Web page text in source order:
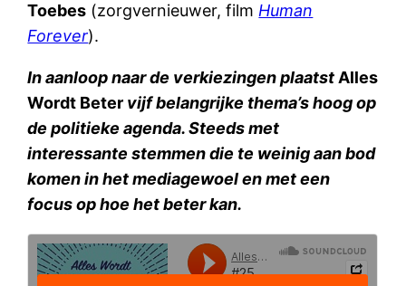
Toebes (zorgvernieuwer, filmHuman
Forever).
In aanloop naar de verkiezingen plaatstAlles
Wordt Beter vijf belangrijke thema’s hoog op
de politieke agenda. Steeds met
interessante stemmen die te weinig aan bod
komen in het mediagewoel en met een
focus op hoe het beter kan.